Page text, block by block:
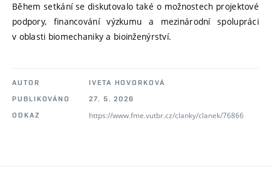
Během setkání se diskutovalo také o možnostech projektové
podpory, financování výzkumu a mezinárodní spolupráci
v oblasti biomechaniky a bioinženýrství.
AUTOR
IVETA HOVORKOVÁ
PUBLIKOVÁNO
27. 5. 2026
ODKAZ
https://www.fme.vutbr.cz/clanky/clanek/76866